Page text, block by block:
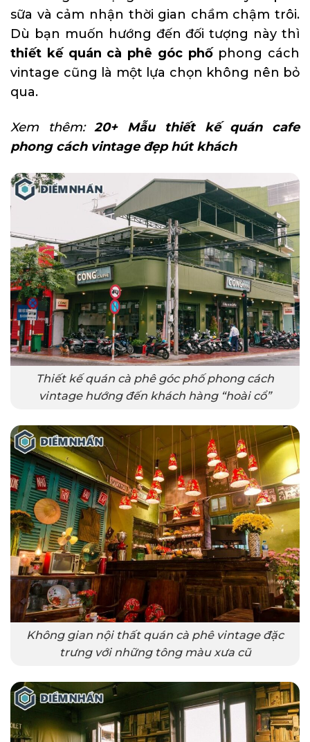
sữa và cảm nhận thời gian chầm chậm trôi.
Dù bạn muốn hướng đến đối tượng này thì
thiết kế quán cà phê góc phốphong cách
vintage cũng là một lựa chọn không nên bỏ
qua.
Xem thêm:20+ Mẫu thiết kế quán cafe
phong cách vintage đẹp hút khách
Thiết kế quán cà phê góc phố phong cách
vintage hướng đến khách hàng “hoài cổ”
Không gian nội thất quán cà phê vintage đặc
trưng với những tông màu xưa cũ